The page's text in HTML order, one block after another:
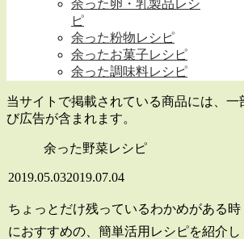
余った卵・乳製品レシ
ピ
余った粉物レシピ
余ったお菓子レシピ
余った調味料レシピ
当サイトで掲載されている商品には、一
び広告が含まれます。
余った野菜レシピ
2019.05.032019.07.04
ちょっとだけ残っているわかめがある時
におすすめの、簡単活用レシピを紹介し